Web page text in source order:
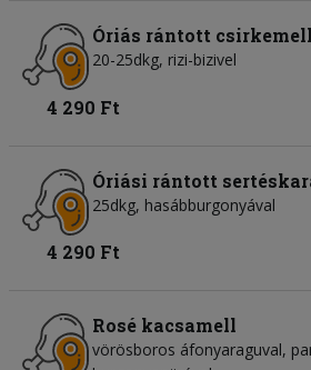
Óriás rántott csirkemell
20-25dkg, rizi-bizivel
4 290 Ft
Óriási rántott
25dkg, hasábburgonyával
4 290 Ft
Rosé kacsamell
vörösboros áfonyaraguval,